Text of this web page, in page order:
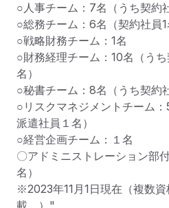
○人事チーム：7名（うち契約
○総務チーム：6名（契約社員1
○戦略財務チーム：1名
○財務経理チーム：10名（う
名）
○秘書チーム：8名（うち契約
○リスクマネジメントチーム：
派遣社員１名）
○経営企画チーム：１名
〇アドミニストレーション部
名）
※2023年11月1日現在（複数